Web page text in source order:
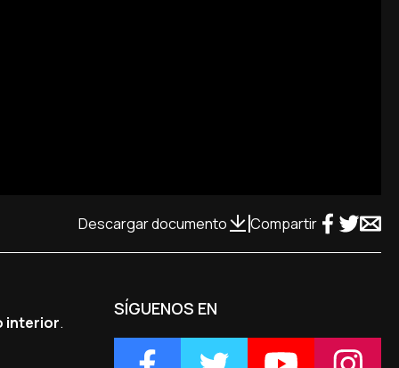
Descargar documento Compartir
interior.
SÍGUENOS EN